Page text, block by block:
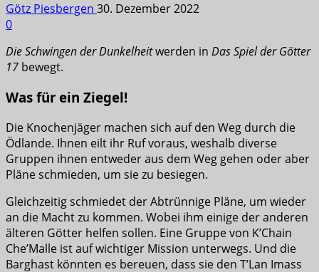
Götz Piesbergen 30. Dezember 2022
0
Die Schwingen der Dunkelheitwerden in Das Spiel der Götter
17 bewegt.
Was für ein Ziegel!
Die Knochenjäger machen sich auf den Weg durch die
Ödlande. Ihnen eilt ihr Ruf voraus, weshalb diverse
Gruppen ihnen entweder aus dem Weg gehen oder aber
Pläne schmieden, um sie zu besiegen.
Gleichzeitig schmiedet der Abtrünnige Pläne, um wieder
an die Macht zu kommen. Wobei ihm einige der anderen
älteren Götter helfen sollen. Eine Gruppe von K’Chain
Che’Malle ist auf wichtiger Mission unterwegs. Und die
Barghast könnten es bereuen, dass sie den T’Lan Imass